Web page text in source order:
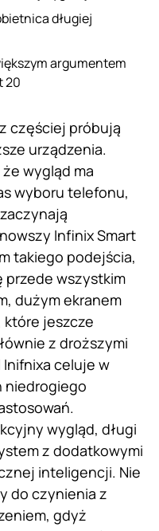
długiej
argumentem
20
częściej próbują
urządzenia.
wygląd ma
wyboru telefonu,
Infinix Smart
takiego podejścia,
przede wszystkim
dużym ekranem
które jeszcze
z droższymi
celuje w
niedrogiego
wygląd, długi
z dodatkowymi
inteligencji. Nie
do czynienia z
gdyż